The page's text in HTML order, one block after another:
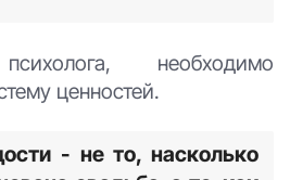
кредит или потратить
честно спросить
качество нашей
отказаться ради